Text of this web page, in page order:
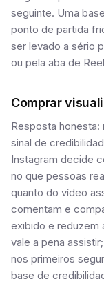
seguinte. Uma
ponto de partida
ser levado a sério
ou pela aba de
Comprar
Resposta honesta:
sinal de
Instagram decide
no que pessoas
quanto do vídeo
comentam e
exibido e reduzem
vale a pena
nos primeiros
base de